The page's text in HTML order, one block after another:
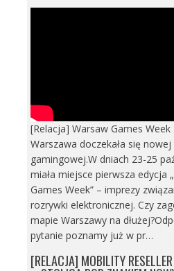
[Relacja] Warsaw Games Week
Warszawa doczekała się
gamingowej.W dniach 23-25
miała miejsce pierwsza edycja
Games Week” – imprezy
rozrywki elektronicznej. Czy
mapie Warszawy na
pytanie poznamy już w pr…
[RELACJA] MOBILITY